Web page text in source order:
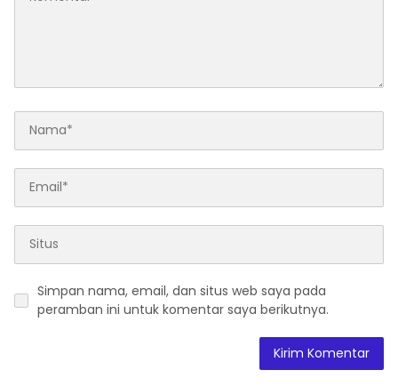
Simpan nama, email, dan situs web saya pada
peramban ini untuk komentar saya berikutnya.